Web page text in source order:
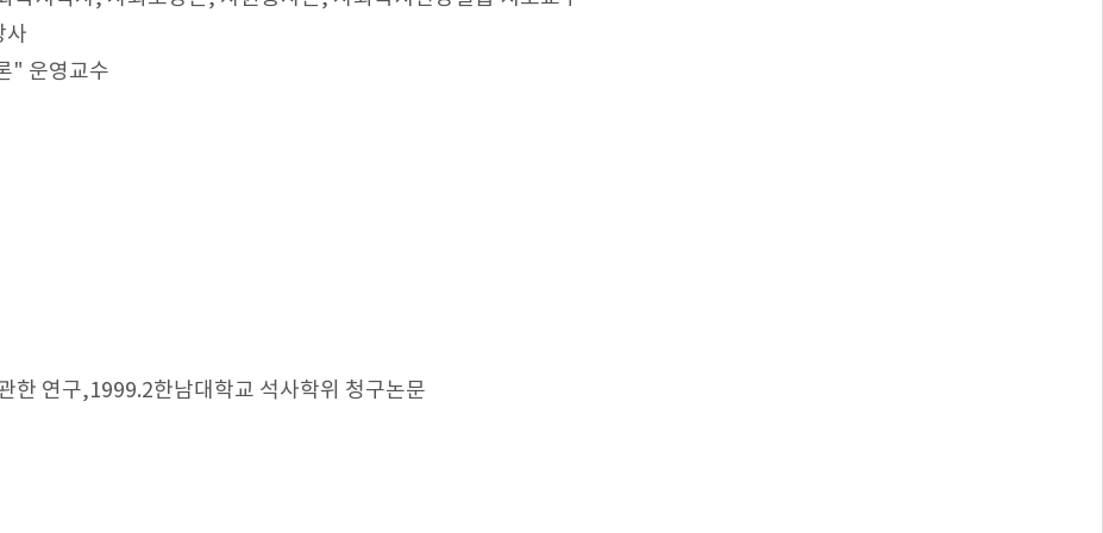
사
" 운영교수
한 연구,1999.2한남대학교 석사학위 청구논문